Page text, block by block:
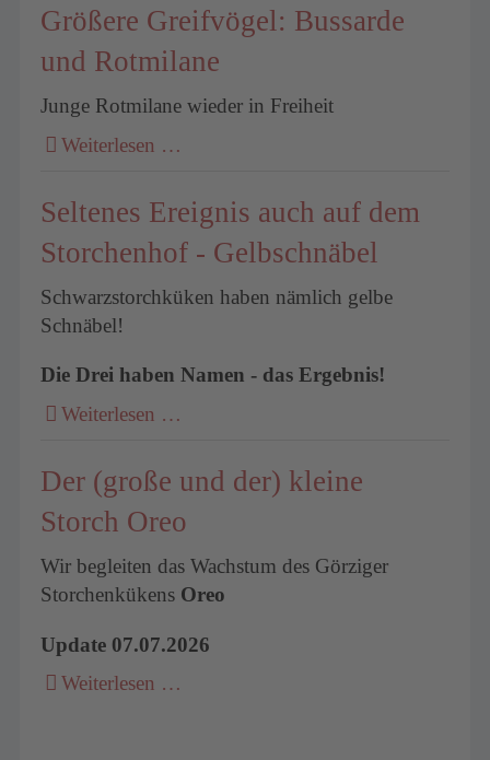
Größere Greifvögel: Bussarde
und Rotmilane
Junge Rotmilane wieder in Freiheit
Weiterlesen …
Seltenes Ereignis auch auf dem
Storchenhof - Gelbschnäbel
Schwarzstorchküken haben nämlich gelbe
Schnäbel!
Die Drei haben Namen - das Ergebnis!
Weiterlesen …
Der (große und der) kleine
Storch Oreo
Wir begleiten das Wachstum des Görziger
Storchenkükens Oreo
Update 07.07.2026
Weiterlesen …